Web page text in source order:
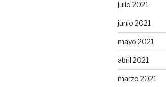
julio 2021
junio 2021
mayo 2021
abril 2021
marzo 2021